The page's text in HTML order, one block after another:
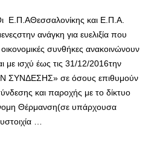
Ε.Π.ΑΘεσσαλονίκης και Ε.Π.Α.
ανάγκη για ευελιξία που
συνθήκες ανακοινώνουν
με ισχύ έως τις 31/12/2016την
σε όσους επιθυμούν
και παροχής με το δίκτυο
Θέρμανση(σε υπάρχουσα
…